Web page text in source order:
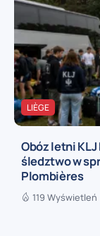
LIÈGE
Obóz letni
śledztwo w
Plombières
119 Wyświetleń